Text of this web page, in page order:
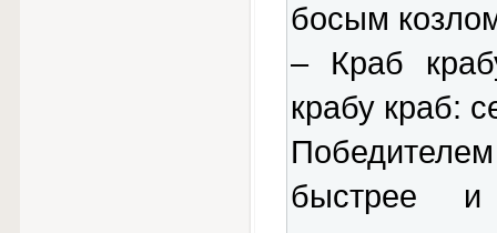
босым
– Краб
крабу краб:
быстрее и